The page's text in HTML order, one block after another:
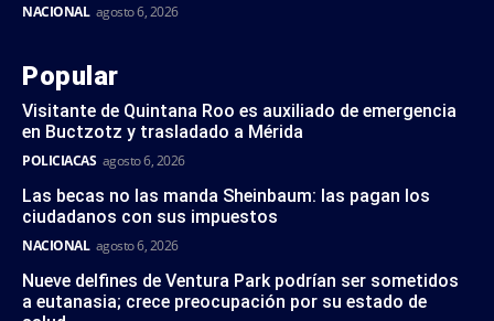
NACIONAL agosto 6, 2026
Popular
Visitante de Quintana Roo es auxiliado de emergencia
en Buctzotz y trasladado a Mérida
POLICIACAS agosto 6, 2026
Las becas no las manda Sheinbaum: las pagan los
ciudadanos con sus impuestos
NACIONAL agosto 6, 2026
Nueve delfines de Ventura Park podrían ser sometidos
a eutanasia; crece preocupación por su estado de